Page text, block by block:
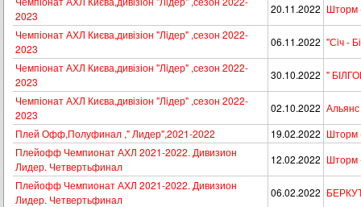
2023
20.11.2022 Шторм
Чемпіонат АХЛ Києва,дивізіон "Лiдер" ,сезон 2022-
2023
06.11.2022 "Сiч -
Чемпіонат АХЛ Києва,дивізіон "Лiдер" ,сезон 2022-
2023
30.10.2022 "
Чемпіонат АХЛ Києва,дивізіон "Лiдер" ,сезон 2022-
2023
02.10.2022
Плей Офф,Полуфинал ," Лидер",2021-2022
19.02.2022 Шторм
Плейофф Чемпионат АХЛ 2021-2022. Дивизион
Лидер. Четвертьфинал
12.02.2022 Шторм
Плейофф Чемпионат АХЛ 2021-2022. Дивизион
Лидер. Четвертьфинал
06.02.2022